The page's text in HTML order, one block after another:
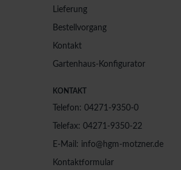
Lieferung
Bestellvorgang
Kontakt
Gartenhaus-Konfigurator
KONTAKT
Telefon: 04271-9350-0
Telefax: 04271-9350-22
E-Mail: info@hgm-motzner.de
Kontaktformular